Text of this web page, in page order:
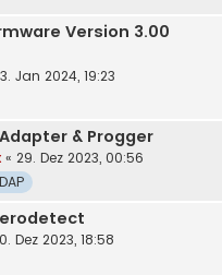
Version 3.00
3. Jan 2024, 19:23
& Progger
« 29. Dez 2023, 00:56
Dez 2023, 18:58